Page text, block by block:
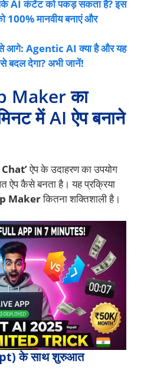
AI कंटेंट को पकड़ सकता है? इस
100% मानवीय बनाएं और
Agentic AI क्या है और यह
देगा? अभी जानें!
Maker का
में AI ऐप बनाने
ऐप के उदाहरण का उपयोग
कैसे बनता है। यह प्रक्रिया
Makerकितना शक्तिशाली है।
के साथ शुरुआत